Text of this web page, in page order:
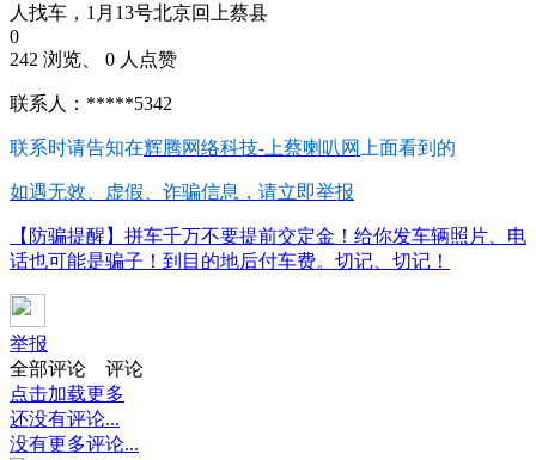
人找车，1月13号北京回上蔡县
0
242 浏览、 0 人点赞
联系人：*****5342
联系时请告知在辉腾网络科技-上蔡喇叭网 上面看到的
如遇无效、虚假、诈骗信息，请立即举报
【防骗提醒】拼车千万不要提前交定金！给你发车辆照片、电
话也可能是骗子！到目的地后付车费。切记、切记！
举报
全部评论
评论
点击加载更多
还没有评论...
没有更多评论...